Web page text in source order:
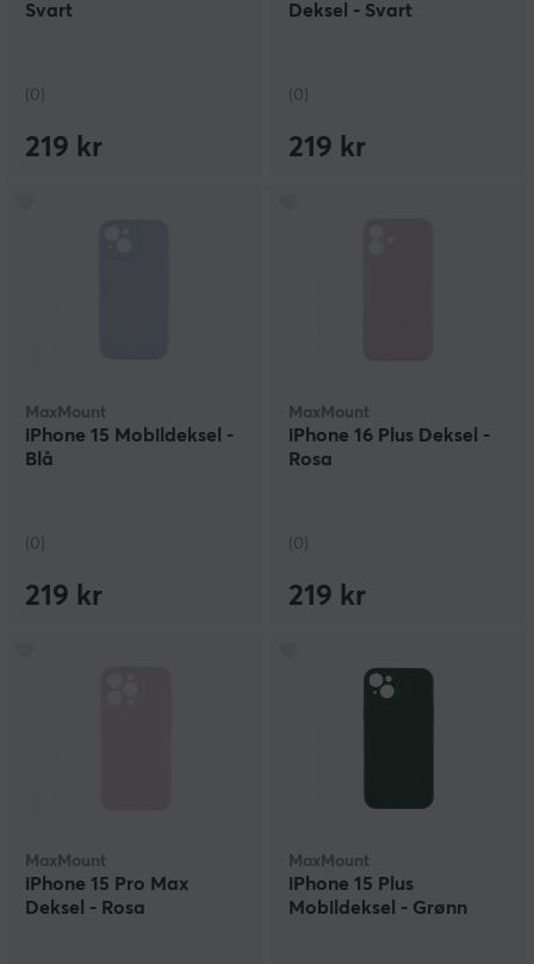
Svart
(0)
219 kr
Deksel - Svart
(0)
219 kr
MaxMount
iPhone 15 Mobildeksel -
Blå
(0)
219 kr
MaxMount
iPhone 16 Plus Deksel -
Rosa
(0)
219 kr
MaxMount
iPhone 15 Pro Max
Deksel - Rosa
MaxMount
iPhone 15 Plus
Mobildeksel - Grønn